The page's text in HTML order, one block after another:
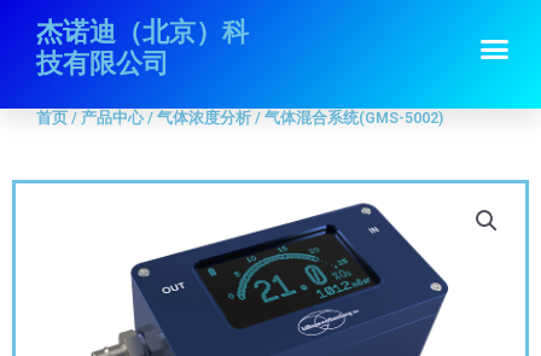
杰诺迪（北京）科
技有限公司
首页/产品中心 气体浓度分析/ 气体混合系统(GMS-5002)
首页 / 产品中心/ 气体浓度分析 / 气体混合系统(GMS-5002)